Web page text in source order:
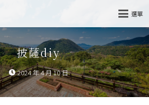
選單
披薩diy
2024 年 4 月 10 日